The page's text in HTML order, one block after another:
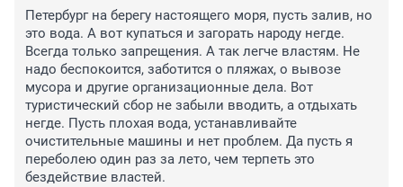
Петербург на берегу настоящего моря, пусть залив, но
это вода. А вот купаться и загорать народу негде.
Всегда только запрещения. А так легче властям. Не
надо беспокоится, заботится о пляжах, о вывозе
мусора и другие организационные дела. Вот
туристический сбор не забыли вводить, а отдыхать
негде. Пусть плохая вода, устанавливайте
очистительные машины и нет проблем. Да пусть я
переболею один раз за лето, чем терпеть это
бездействие властей.